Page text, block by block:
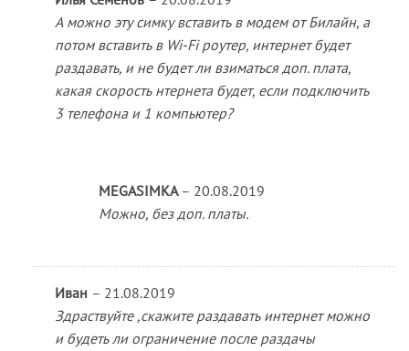
из 5
А можно эту симку вставить в модем от Билайн, а
потом вставить в Wi-Fi роутер, интернет будет
раздавать, и не будет ли взиматься доп. плата,
какая скорость нтернета будет, если подключить
3 телефона и 1 компьютер?
MEGASIMKA – 20.08.2019
Можно, без доп. платы.
Иван – 21.08.2019
Здраствуйте ,скажите раздавать интернет можно
и будеть ли ограничение после раздачы